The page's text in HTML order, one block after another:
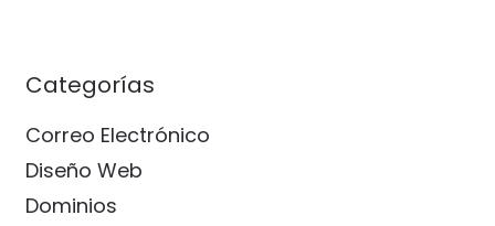
Categorías
Correo Electrónico
Diseño Web
Dominios